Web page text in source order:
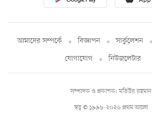
আমাদের সম্পর্কে বিজ্ঞাপন সার্কুলেশন
যোগাযোগ
নিউজলেটার
স্বত্ব © ১৯৯৮-২০২৬ প্রথম আলো
সম্পাদক ও প্রকাশক: মতিউর রহমান